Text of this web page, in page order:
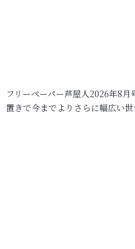
フリーペーパー芦屋人2026年8
置きで今までよりさらに幅広い